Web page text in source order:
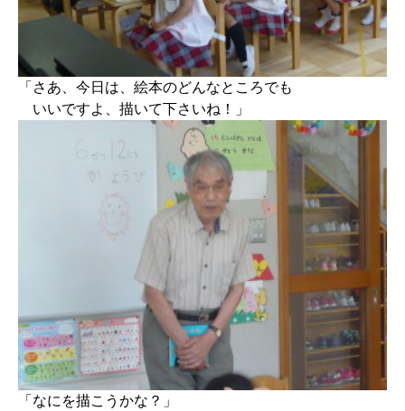
「さあ、今日は、絵本のどんなところでも
いいですよ、描いて下さいね！」
「なにを描こうかな？」